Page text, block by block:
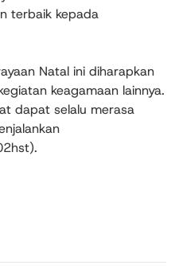
terbaik kepada
Natal ini diharapkan
keagamaan lainnya.
dapat selalu merasa